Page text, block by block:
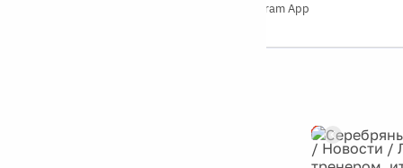
Telegram App
/ Новости /